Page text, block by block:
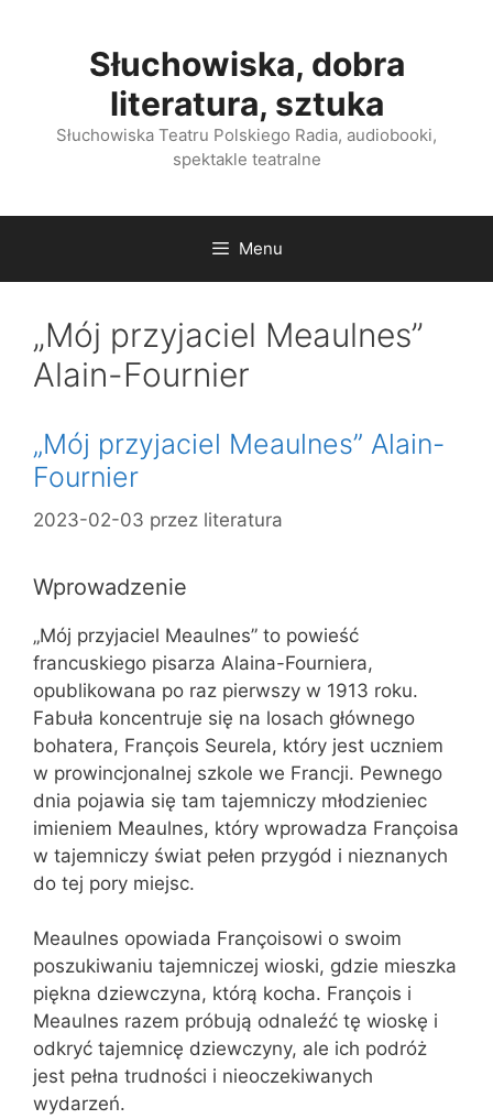
Słuchowiska, dobra
literatura, sztuka
Słuchowiska Teatru Polskiego Radia, audiobooki,
spektakle teatralne
Menu
„Mój przyjaciel Meaulnes”
Alain-Fournier
„Mój przyjaciel Meaulnes” Alain-
Fournier
2023-02-03 przez literatura
Wprowadzenie
„Mój przyjaciel Meaulnes” to powieść
francuskiego pisarza Alaina-Fourniera,
opublikowana po raz pierwszy w 1913 roku.
Fabuła koncentruje się na losach głównego
bohatera, François Seurela, który jest uczniem
w prowincjonalnej szkole we Francji. Pewnego
dnia pojawia się tam tajemniczy młodzieniec
imieniem Meaulnes, który wprowadza Françoisa
w tajemniczy świat pełen przygód i nieznanych
do tej pory miejsc.
Meaulnes opowiada Françoisowi o swoim
poszukiwaniu tajemniczej wioski, gdzie mieszka
piękna dziewczyna, którą kocha. François i
Meaulnes razem próbują odnaleźć tę wioskę i
odkryć tajemnicę dziewczyny, ale ich podróż
jest pełna trudności i nieoczekiwanych
wydarzeń.